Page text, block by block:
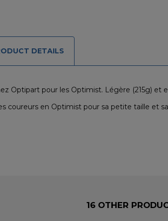
DETAILS
Optipart pour les Optimist. Légère (215g)
coureurs en Optimist pour sa petite taille et
16 OTHER